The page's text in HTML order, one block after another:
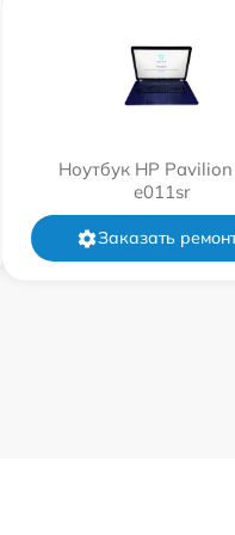
Ноутбук HP
e011sr
Заказать